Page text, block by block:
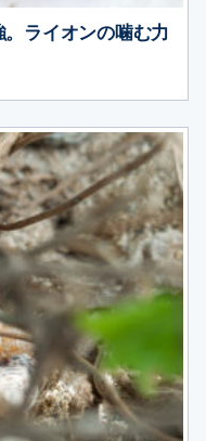
ライオンの噛む力